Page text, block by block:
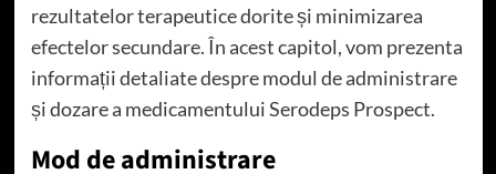
rezultatelor terapeutice dorite și minimizarea
efectelor secundare. În acest capitol, vom prezenta
informații detaliate despre modul de administrare
și dozare a medicamentului Serodeps Prospect.
Mod de administrare